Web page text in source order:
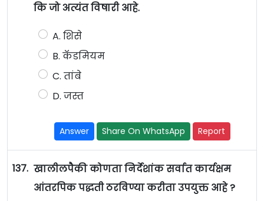
कि जो अत्यंत विषारी आहे.
A. शिसे
B. कॅडमियम
C. तांबे
D. जस्त
Answer Share On WhatsApp Report
137. खालीलपैकी कोणता निर्देशांक सर्वात कार्यक्षम
आंतरपिक पद्धती ठरविण्या करीता उपयुक्त आहे ?